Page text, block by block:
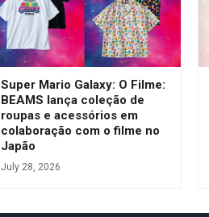
Super Mario Galaxy: O Filme:
BEAMS lança coleção de
roupas e acessórios em
colaboração com o filme no
Japão
July 28, 2026